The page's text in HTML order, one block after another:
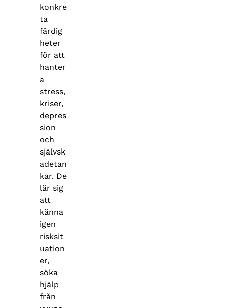
konkre
ta
färdig
heter
för att
hanter
a
stress,
kriser,
depres
sion
och
självsk
adetan
kar. De
lär sig
att
känna
igen
risksit
uation
er,
söka
hjälp
från